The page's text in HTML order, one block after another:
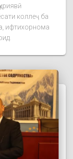
коллеҷ ба
ифтихорнома